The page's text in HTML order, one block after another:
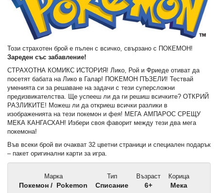
Този страхотен брой е пълен с всичко, свързано с ПОКЕМОН!
Зареден със забавление!
СТРАХОТНА КОМИКС ИСТОРИЯ! Лико, Рой и Фриеде отиват да
посетят бабата на Лико в Галар! ΠΟΚΕΜОΗ ПЪЗЕЛИ! Тествай
уменията си за решаване на задачи с тези суперсложни
предизвикателства. Ще успееш ли да ги решиш всичките? ОТКРИЙ
РАЗЛИКИТЕ! Можеш ли да откриеш всички разлики в
изображенията на тези покемон и фея! МЕГА АМПАРОС СРЕЩУ
МЕКА КАНГАСХАН! Избери своя фаворит между тези два мега
покемона!
Във всеки брой ви очакват 32 цветни страници и специален подарък
– пакет оригинални карти за игра.
Марка
Покемон / Pokemon
Тип
Списание
Възраст
6+
Корица
Мека